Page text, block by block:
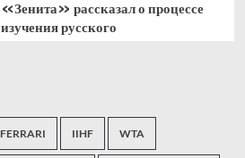
«Зенита» рассказал о процессе
изучения русского
FERRARI IIHF WTA